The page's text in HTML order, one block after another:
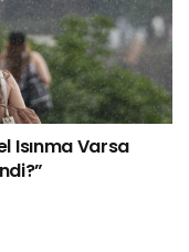
Isınma Varsa